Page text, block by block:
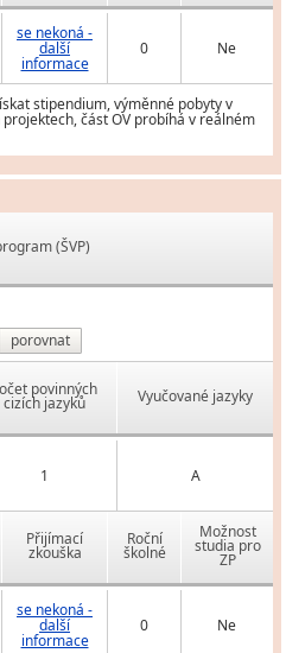
se nekoná -
další
informace
0 Ne
stipendium, výměnné pobyty v
část OV probíhá v reálném
(ŠVP)
porovnat
povinných
cizích jazyků Vyučované jazyky
1 A
Přijímací
zkouška
Roční
školné
Možnost
studia pro
ZP
se nekoná -
další
informace
0 Ne